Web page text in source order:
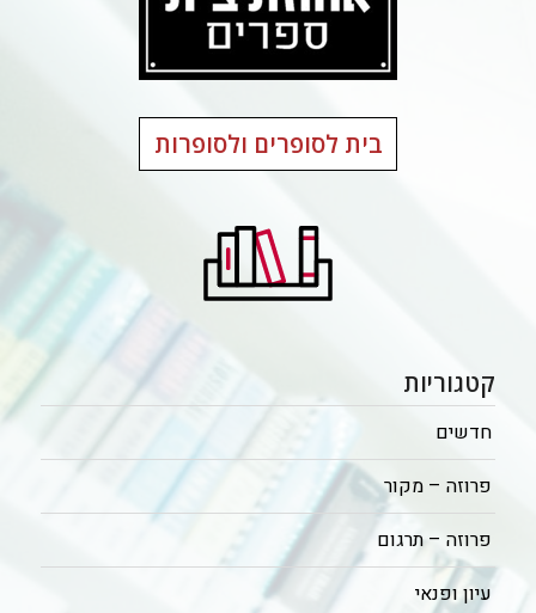
בית לסופרים ולסופרות
קטגוריות
חדשים
פרוזה – מקור
פרוזה – תרגום
עיון ופנאי